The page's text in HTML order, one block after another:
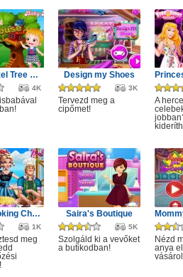
Baby Hazel Tree House
4K
Design my Shoes
3K
Tervezd meg a
cipőmet!
A
Boys Cooking Challenge
1K
meg
Saira's Boutique
5K
Szolgáld ki a vevőket
a butikodban!
Nézd
anya